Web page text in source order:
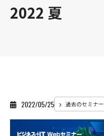
2022 夏
2022/05/25 過去のセミナー